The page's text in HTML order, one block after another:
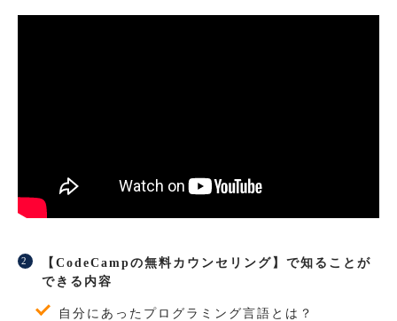
【CodeCampの無料カウンセリング】で知ることが
できる内容
自分にあったプログラミング言語とは？